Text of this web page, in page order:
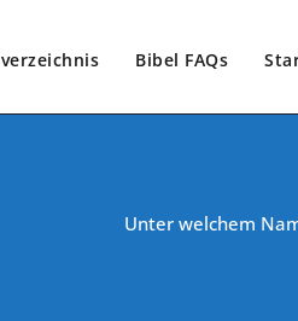
Bibel FAQs
Unter welchem